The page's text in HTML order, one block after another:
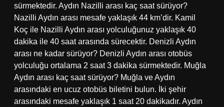
sürmektedir. Aydın Nazilli arası kaç saat sürüyor?
Nazilli Aydın arası mesafe yaklaşık 44 km’dir. Kamil
Koç ile Nazilli Aydın arası yolculuğunuz yaklaşık 40
dakika ile 40 saat arasında sürecektir. Denizli Aydın
arası ne kadar sürüyor? Denizli Aydın arası otobüs
yolculuğu ortalama 2 saat 3 dakika sürmektedir. Muğla
Aydın arası kaç saat sürüyor? Muğla ve Aydın
arasındaki en ucuz otobüs biletini bulun. İki şehir
arasındaki mesafe yaklaşık 1 saat 20 dakikadır. Aydın